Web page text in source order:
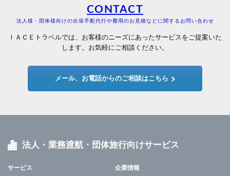
CONTACT
法人様・団体様向けの出張手配代行や費用のお見積などに関するお問い合わせ
ＩＡＣＥトラベルでは、お客様のニーズにあったサービスをご提案いた
します。お気軽にご相談ください。
メール、お電話からのご相談はこちら
法人・業務渡航・団体旅行向けサービス
サービス 企業情報